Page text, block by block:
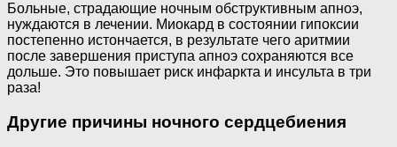
Больные, страдающие ночным обструктивным апноэ,
нуждаются в лечении. Миокард в состоянии гипоксии
постепенно истончается, в результате чего аритмии
после завершения приступа апноэ сохраняются все
дольше. Это повышает риск инфаркта и инсульта в три
раза!
Другие причины ночного сердцебиения